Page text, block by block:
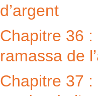
d’argent
Chapitre 36
ramassa de
Chapitre 37